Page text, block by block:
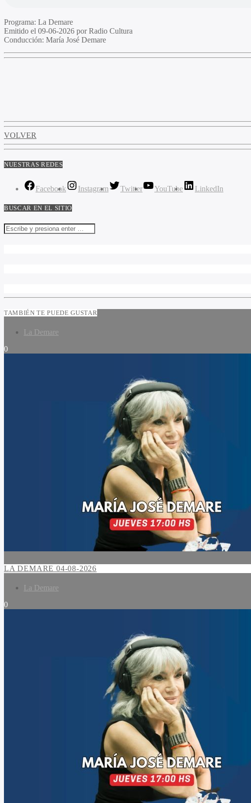
Programa: La Demare
Emitido el 09-06-2026 por Radio Cultura
Conducción: María José Demare
VOLVER
NUESTRAS REDES
Facebook Instagram Twitter YouTube LinkedIn
BUSCAR EN EL SITIO
TAMBIÉN TE PUEDE GUSTAR
La Demare
0
LA DEMARE 04-08-2026
La Demare
0